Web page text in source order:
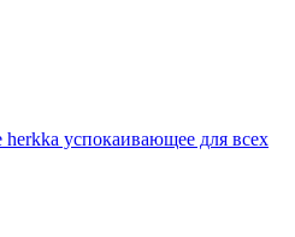
успокаивающее для всех